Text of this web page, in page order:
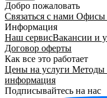
Добро пожаловать
Связаться с нами Офисы
Информация
Наш сервисВакансии и
Договор оферты
Как все это работает
Цены на услуги Методы
информация
Подписывайтесь на нас